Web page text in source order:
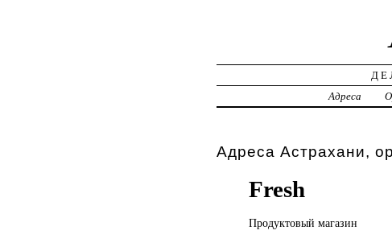
Адреса
Адреса Астрахани,
Fresh
Продуктовый магазин